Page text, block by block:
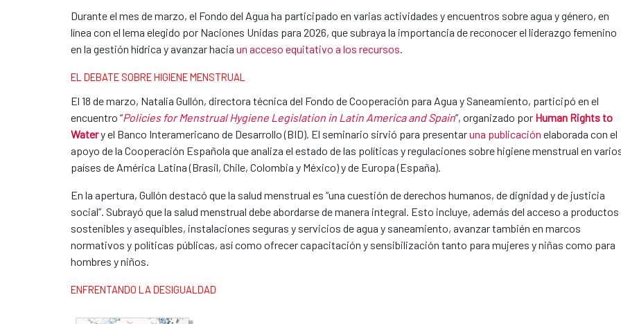
Durante el mes de marzo, el Fondo del Agua ha participado en varias actividades y encuentros sobre agua y género, en
línea con el lema elegido por Naciones Unidas para 2026, que subraya la importancia de reconocer el liderazgo femenino
en la gestión hídrica y avanzar hacia un acceso equitativo a los recursos
EL DEBATE SOBRE HIGIENE MENSTRUAL
El 18 de marzo, Natalia Gullón, directora técnica del Fondo de Cooperación para Agua y Saneamiento, participó en el
encuentro “Policies for Menstrual Hygiene Legislation in Latin America and Spain”, organizado por Human Rights to
Watery el Banco Interamericano de Desarrollo (BID). El seminario sirvió para presentaruna publicación elaborada con el
apoyo de la Cooperación Española que analiza el estado de las políticas y regulaciones sobre higiene menstrual en
países de América Latina (Brasil, Chile, Colombia y México) y de Europa (España).
En la apertura, Gullón destacó que la salud menstrual es “una cuestión de derechos humanos, de dignidad y de justicia
social”. Subrayó que la salud menstrual debe abordarse de manera integral. Esto incluye, además del acceso a productos
sostenibles y asequibles, instalaciones seguras y servicios de agua y saneamiento, avanzar también en marcos
normativos y políticas públicas, así como ofrecer capacitación y sensibilización tanto para mujeres y niñas como para
hombres y niños.
ENFRENTANDO LA DESIGUALDAD